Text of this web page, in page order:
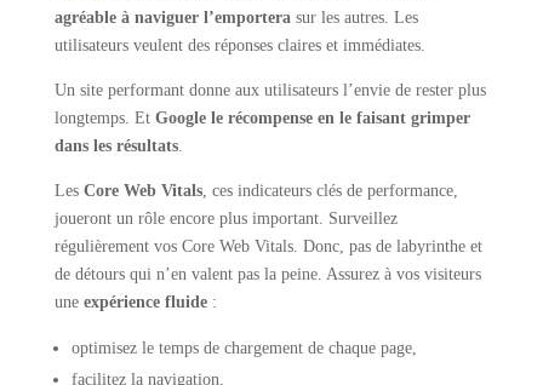
agréable à naviguer l’emporterasur les autres. Les
utilisateurs veulent des réponses claires et immédiates.
Un site performant donne aux utilisateurs l’envie de rester plus
longtemps. Et Google le récompense en le faisant grimper
dans les résultats.
Les Core Web Vitals, ces indicateurs clés de performance,
joueront un rôle encore plus important. Surveillez
régulièrement vos Core Web Vitals. Donc, pas de labyrinthe et
de détours qui n’en valent pas la peine. Assurez à vos visiteurs
uneexpérience fluide:
optimisez le temps de chargement de chaque page,
facilitez la navigation,